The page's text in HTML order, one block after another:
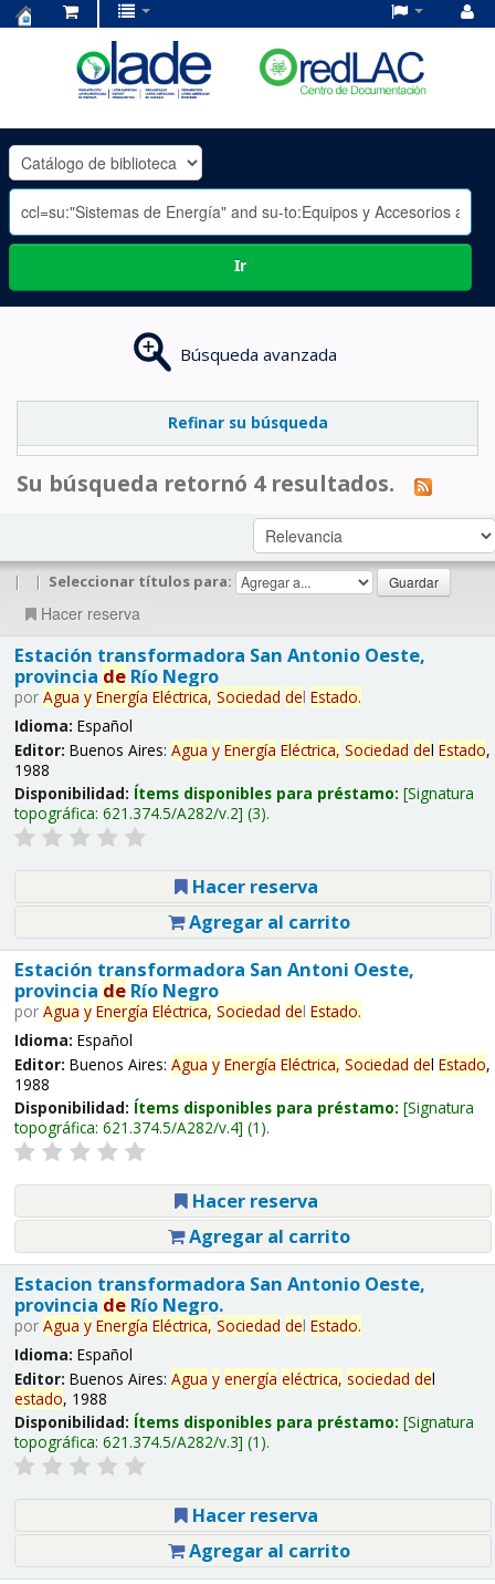
OLADE
-
Ir
Búsqueda avanzada
Refinar su búsqueda
Su búsqueda retornó 4 resultados.
| | Seleccionar títulos para:
Hacer reserva
Estación transformadora San Antonio Oeste,
provincia deRío Negro
por Agua y Energía Eléctrica, Sociedad del Estado.
Idioma: Español
Editor: Buenos Aires: Agua y Energía Eléctrica, Sociedad del Estado,
1988
Disponibilidad: Ítems disponibles para préstamo: Signatura
topográfica: 621.374.5/A282/v.2 (3).
Hacer reserva
Agregar al carrito
Estación transformadora San Antoni Oeste,
provincia deRío Negro
por Agua y Energía Eléctrica, Sociedad del Estado.
Idioma: Español
Editor: Buenos Aires: Agua y Energía Eléctrica, Sociedad del Estado,
1988
Disponibilidad: Ítems disponibles para préstamo: Signatura
topográfica: 621.374.5/A282/v.4 (1).
Hacer reserva
Agregar al carrito
Estacion transformadora San Antonio Oeste,
provincia deRío Negro.
por Agua y Energía Eléctrica, Sociedad del Estado.
Idioma: Español
Editor: Buenos Aires: Agua y energía eléctrica, sociedad del
estado, 1988
Disponibilidad: Ítems disponibles para préstamo: Signatura
topográfica: 621.374.5/A282/v.3 (1).
Hacer reserva
Agregar al carrito